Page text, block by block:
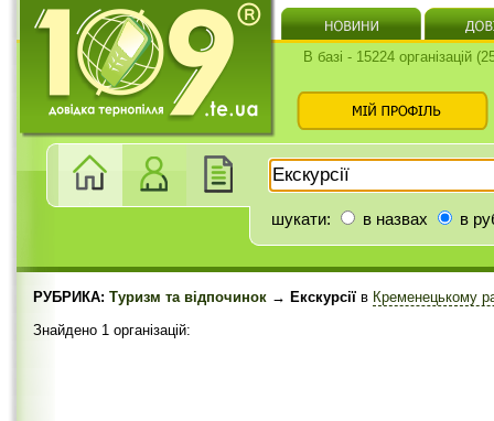
В базі - 15224 організацій
шукати: в назвах в
РУБРИКА: Туризм та відпочинок → Екскурсії в Кременецькому
Знайдено 1 організацій: